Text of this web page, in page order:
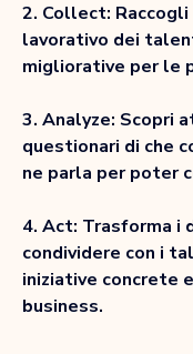
2. Collect:
lavorativo dei
migliorative per le
3. Analyze: Scopri
questionari di che
ne parla per poter
4. Act: Trasforma i
condividere con i
iniziative concrete
business.